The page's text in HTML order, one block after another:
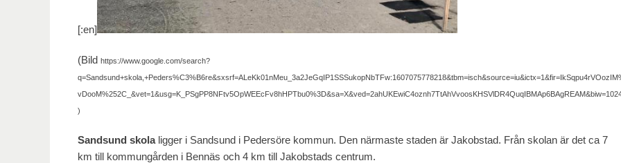
[:en]
(Bild https://www.google.com/search?
)
Sandsund skolaligger i Sandsund i Pedersöre kommun. Den närmaste staden är Jakobstad. Från skolan är det ca 7
km till kommungården i Bennäs och 4 km till Jakobstads centrum.